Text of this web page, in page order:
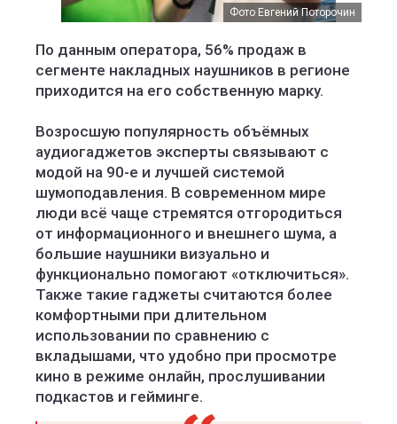
Фото Евгений Поторочин
По данным оператора, 56% продаж в
сегменте накладных наушников в регионе
приходится на его собственную марку.
Возросшую популярность объёмных
аудиогаджетов эксперты связывают с
модой на 90-е и лучшей системой
шумоподавления. В современном мире
люди всё чаще стремятся отгородиться
от информационного и внешнего шума, а
большие наушники визуально и
функционально помогают «отключиться».
Также такие гаджеты считаются более
комфортными при длительном
использовании по сравнению с
вкладышами, что удобно при просмотре
кино в режиме онлайн, прослушивании
подкастов и гейминге.